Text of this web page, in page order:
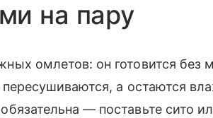
на пару
омлетов: он готовится без
а остаются
— поставьте сито